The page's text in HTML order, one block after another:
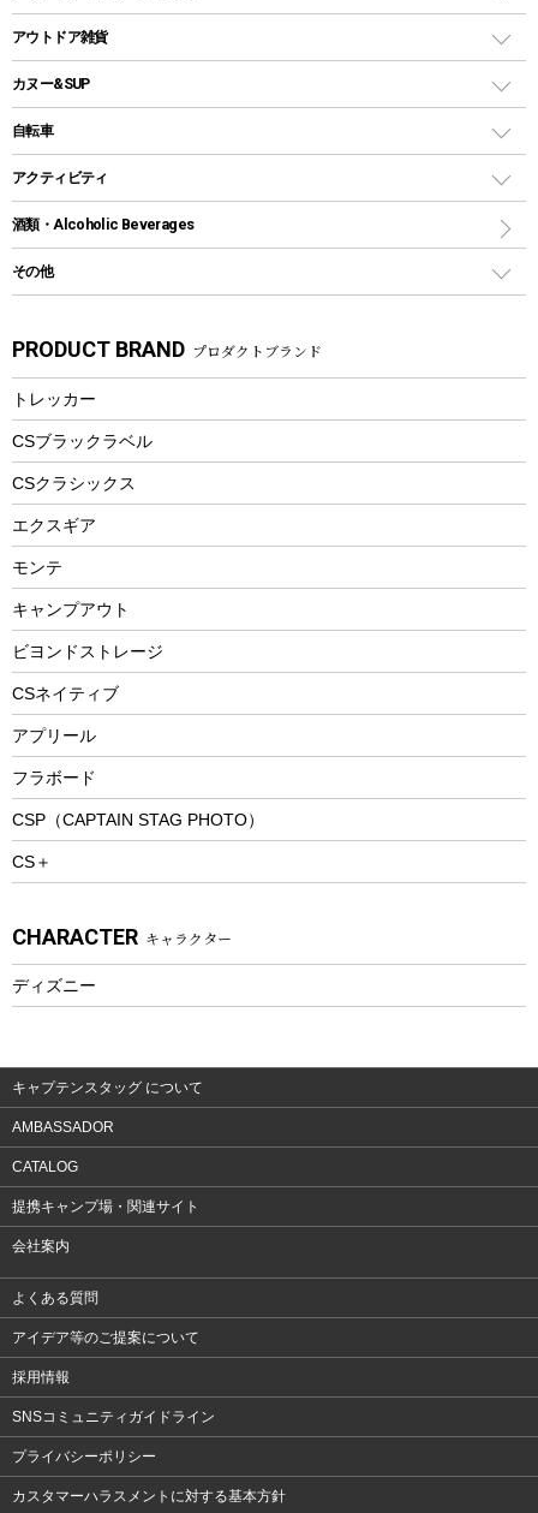
パラソル
テントアクセサリー
ペグ
グランドシート
ガイドロープ
ツール
鉄板、アミ
焚き火台&ストーブ
火起こし
バーベキューツール
クッカーセット
シェラカップ
クッキングツール
ナイフ
カトラリー
マグカップ、カップ
ステンレスボトル
フードボトル
トレー
ランチョンマット
ランチボックス
コップ付きタイプ
ワンタッチタイプ
プラスチックボトル
ディズニーボトル
クーラーバッグ
ウォータージャグ
保冷剤
アウトドアキャリー
アウトドア雑貨
バックパック&バッグ
リュック、バックパック
トートバッグ、サコッシュ
ショッピングキャリー
その他アウトドア雑貨
スプレー関係
ツール、他
カヌー&SUP
インフレータブル
カヤック
パドル
ヘルメット
エアーポンプ
アクセサリー
自転車
折りたたみ自転車
スポーツサイクル
シティサイクル
自転車ウェア
アクティビティ
マリン
ラッシュガード
パラソル
フローティングベスト
ヘルメット
エアーポンプ
ビーチテント
ウィンター
スノーシュー
防寒ウェア
トレッキング
トレッキングアクセサリー
プレイグッズ
ウェルネス
ウェア、タオル
ウェア
酒類・Alcoholic Beverages
その他
湯たんぽ
防災用品
PRODUCT BRAND プロダクトブランド
トレッカー
CSブラックラベル
CSクラシックス
エクスギア
モンテ
キャンプアウト
ビヨンドストレージ
CSネイティブ
アプリール
フラボード
CSP（CAPTAIN STAG PHOTO）
CS＋
CHARACTER キャラクター
ディズニー
キャプテンスタッグ について
AMBASSADOR
CATALOG
提携キャンプ場・関連サイト
会社案内
よくある質問
アイデア等のご提案について
採用情報
SNSコミュニティガイドライン
プライバシーポリシー
カスタマーハラスメントに対する基本方針